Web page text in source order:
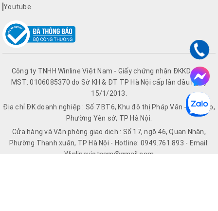
Youtube
Công ty TNHH Winline Việt Nam - Giấy chứng nhận ĐKKD số &
MST: 0106085370 do Sở KH & ĐT TP Hà Nội cấp lần đầu ngày
15/1/2013.
Địa chỉ ĐK doanh nghiệp : Số 7 BT6, Khu đô thị Pháp Vân - Tứ Hiệp,
Phường Yên sở, TP Hà Nội.
Cửa hàng và Văn phòng giao dịch : Số 17, ngõ 46, Quan Nhân,
Phường Thanh xuân, TP Hà Nội - Hotline: 0949.761.893 - Email:
Winlinevietnam@gmail.com